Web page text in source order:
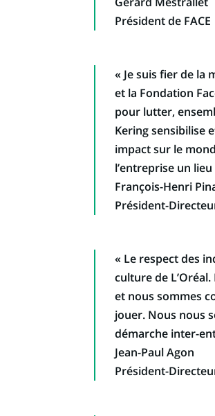
Président de FACE
« Je suis fier de la
et la Fondation
pour lutter,
Kering sensibilise
impact sur le
l’entreprise un
François-Henri
Président-
« Le respect des
culture de
et nous sommes
jouer. Nous nous
démarche inter-
Jean-Paul Agon
Président-